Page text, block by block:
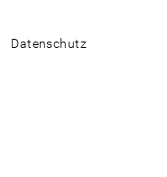
Datenschutz